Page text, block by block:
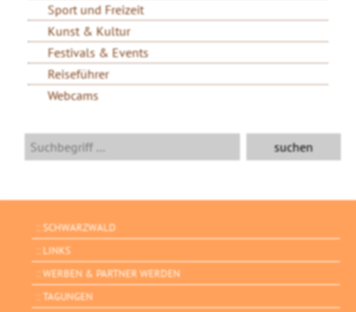
Sport und Freizeit
Kunst & Kultur
Festivals & Events
Reiseführer
Webcams
SCHWARZWALD
LINKS
WERBEN & PARTNER WERDEN
TAGUNGEN